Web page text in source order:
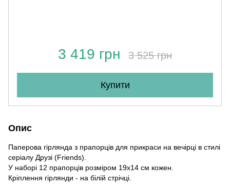
3 419 грн 3 525 грн
Купити
Опис
Паперова гірлянда з прапорців для прикраси на вечірці в стилі
серіалу Друзі (Friends).
У наборі 12 прапорців розміром 19х14 см кожен.
Кріплення гірлянди - на білій стрічці.